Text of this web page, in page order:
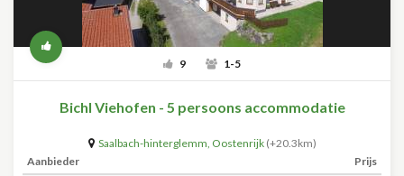
9 1-5
Bichl Viehofen - 5 persoons accommodatie
Saalbach-hinterglemm, Oostenrijk (+20.3km)
Aanbieder
Prijs